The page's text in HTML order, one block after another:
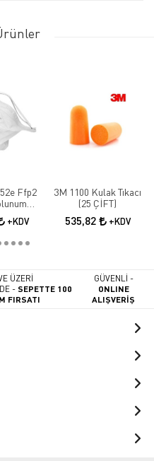
Ffp2
Adet
+KDV
3M 1100 Kulak Tıkacı
(25 ÇİFT)
535,82 +KDV
ÜZERİ
-SEPETTE 100
FIRSATI
GÜVENLİ -
ONLINE
ALIŞVERİŞ